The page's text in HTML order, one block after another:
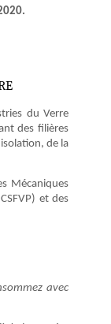
du Verre
des filières
de la
Mécaniques
et des
avec